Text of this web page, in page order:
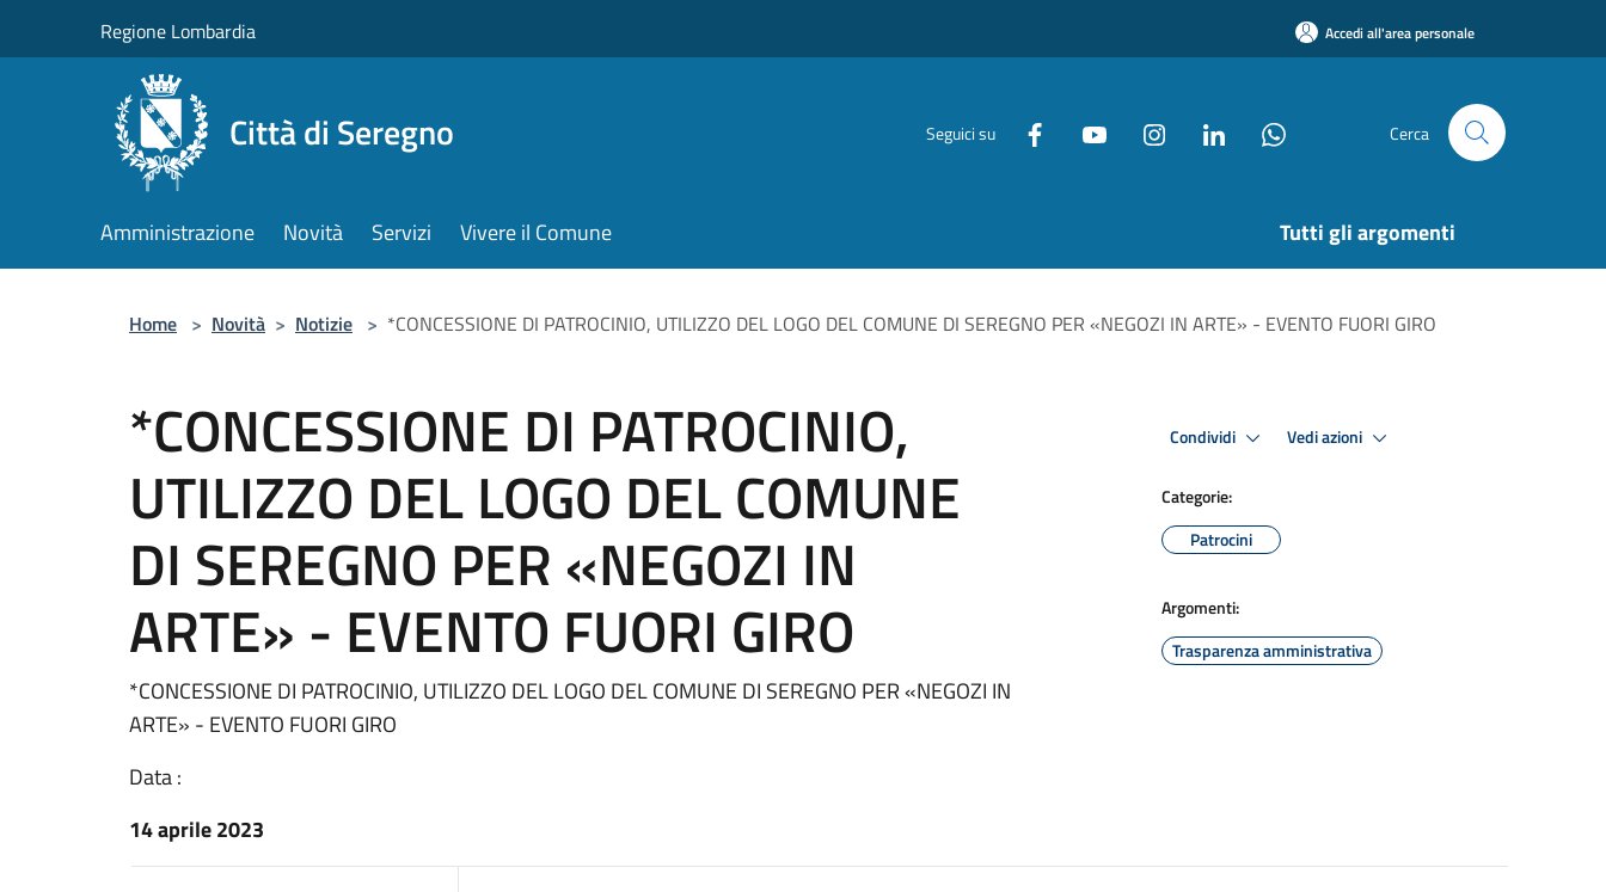
Regione Lombardia Accedi all'area personale
Città di Seregno Seguici su Cerca
Amministrazione Novità Servizi Vivere il Comune Tutti gli argomenti
Home > Novità > Notizie > *CONCESSIONE DI PATROCINIO, UTILIZZO DEL LOGO DEL COMUNE DI SEREGNO PER «NEGOZI IN ARTE» - EVENTO FUORI GIRO
*CONCESSIONE DI PATROCINIO,
UTILIZZO DEL LOGO DEL COMUNE
DI SEREGNO PER «NEGOZI IN
ARTE» - EVENTO FUORI GIRO
*CONCESSIONE DI PATROCINIO, UTILIZZO DEL LOGO DEL COMUNE DI SEREGNO PER «NEGOZI IN
ARTE» - EVENTO FUORI GIRO
Data :
14 aprile 2023
Condividi Vedi azioni
Categorie:
Patrocini
Argomenti:
Trasparenza amministrativa